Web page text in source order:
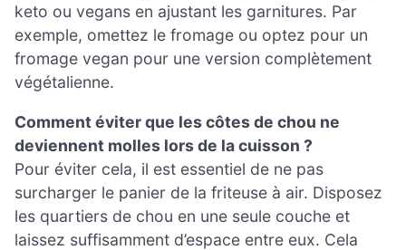
keto ou vegans en ajustant les garnitures. Par
exemple, omettez le fromage ou optez pour un
fromage vegan pour une version complètement
végétalienne.
Comment éviter que les côtes de chou ne
deviennent molles lors de la cuisson ?
Pour éviter cela, il est essentiel de ne pas
surcharger le panier de la friteuse à air. Disposez
les quartiers de chou en une seule couche et
laissez suffisamment d’espace entre eux. Cela